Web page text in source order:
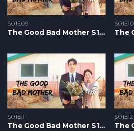
S01E09
The Good Bad Mother S1 – Epizoda 09
S01E10
S01E11
The Good Bad Mother S1 – Epizoda 11
S01E12